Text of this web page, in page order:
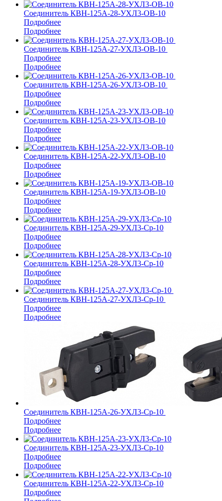
Соединитель КВН-125А-28-УХЛ3-ОВ-10
Подробнее
Подробнее
Соединитель КВН-125А-27-УХЛ3-ОВ-10
Подробнее
Подробнее
Соединитель КВН-125А-26-УХЛ3-ОВ-10
Подробнее
Подробнее
Соединитель КВН-125А-23-УХЛ3-ОВ-10
Подробнее
Подробнее
Соединитель КВН-125А-22-УХЛ3-ОВ-10
Подробнее
Подробнее
Соединитель КВН-125А-19-УХЛ3-ОВ-10
Подробнее
Подробнее
Соединитель КВН-125А-29-УХЛ3-Ср-10
Подробнее
Подробнее
Соединитель КВН-125А-28-УХЛ3-Ср-10
Подробнее
Подробнее
Соединитель КВН-125А-27-УХЛ3-Ср-10
Подробнее
Подробнее
Соединитель КВН-125А-26-УХЛ3-Ср-10
Подробнее
Подробнее
Соединитель КВН-125А-23-УХЛ3-Ср-10
Подробнее
Подробнее
Соединитель КВН-125А-22-УХЛ3-Ср-10
Подробнее